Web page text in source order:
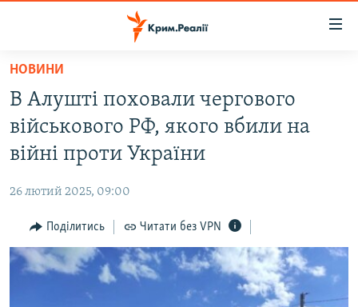
Перейти
основного
матеріалу
Перейти
до
основної
Перейти
до
пошуку
ВОДА.КРИМ
ВІДЕО ТА ФОТО
БЛОГИ
ПОГЛЯД
ІНТЕРВ'Ю
НОВИНИ
В Алушті поховали чергового
військового РФ, якого вбили на
війні проти України
26 лютий 2025, 09:00
Поділитись Читати без VPN